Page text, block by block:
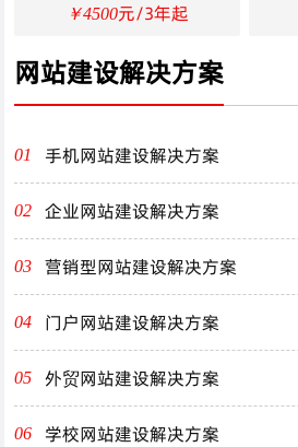
￥4500元/3年起
网站建设解决方案
01 手机网站建设解决方案
02 企业网站建设解决方案
03 营销型网站建设解决方案
04 门户网站建设解决方案
05 外贸网站建设解决方案
06 学校网站建设解决方案